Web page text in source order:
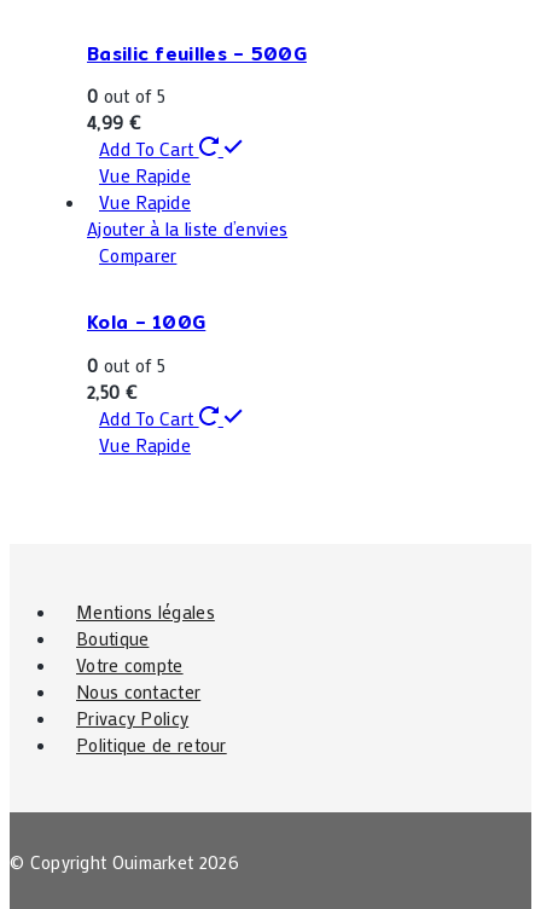
Basilic feuilles – 500G
0 out of 5
4,99 €
Add To Cart
Vue Rapide
Vue Rapide
Ajouter à la liste d’envies
Comparer
Kola – 100G
0 out of 5
2,50 €
Add To Cart
Vue Rapide
Mentions légales
Boutique
Votre compte
Nous contacter
Privacy Policy
Politique de retour
© Copyright Ouimarket 2026